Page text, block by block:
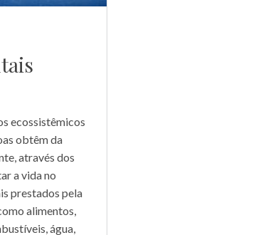
ecossistêmicos
obtêm da
através dos
a vida no
prestados pela
alimentos,
água,